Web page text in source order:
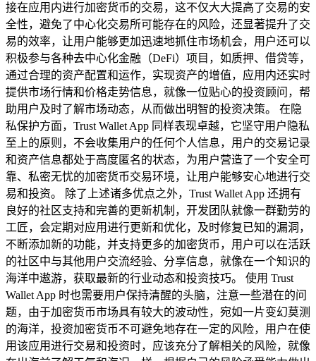
接在应用内进行加密货币的交易，这不仅大大提高了交易的安
全性，避免了中心化交易所可能存在的风险，还显著提升了交
易的效率，让用户能够更加迅速地抓住市场机会，用户还可以
积极参与各种去中心化金融（DeFi）项目，如质押、借贷等，
通过合理的资产配置和运作，实现资产的增值，应用内还实时
提供市场行情和价格走势信息，就像一位贴心的投资顾问，帮
助用户及时了解市场动态，从而做出明智的投资决策。 在隐
私保护方面，Trust Wallet App 同样表现卓越，它坚守用户隐私
至上的原则，不会收集用户的任何个人信息，用户的交易记录
和资产信息都处于高度匿名的状态，为用户营造了一个安全可
靠、私密无忧的加密货币交易环境，让用户能够安心地进行交
易和投资。 除了上述诸多优点之外，Trust Wallet App 还拥有
良好的社区支持和完善的更新机制，开发团队就像一群勤劳的
工匠，会定期对应用进行更新和优化，及时修复已知的漏洞，
不断添加新的功能，并支持更多的加密货币，用户可以在活跃
的社区中与其他用户交流经验、分享信息，就像在一个知识的
海洋中遨游，获取最新的行业动态和投资技巧。 使用 Trust
Wallet App 时也需要用户保持清醒的头脑，注意一些潜在的问
题，由于加密货币市场具有较大的波动性，宛如一片变幻莫测
的海洋，投资加密货币不可避免地存在一定的风险，用户在使
用该应用进行交易和投资时，应该充分了解相关的风险，就像